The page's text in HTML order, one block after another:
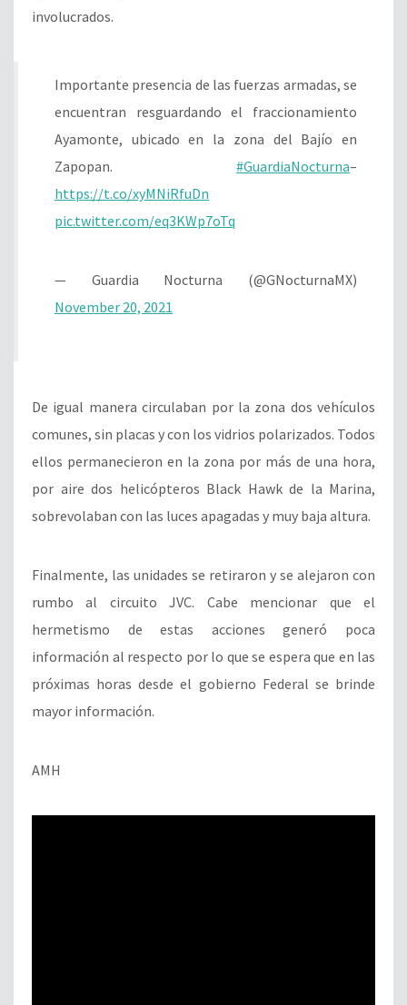
involucrados.
Importante presencia de las fuerzas armadas, se
encuentran resguardando el fraccionamiento
Ayamonte, ubicado en la zona del Bajío en
Zapopan. #GuardiaNocturna–
https://t.co/xyMNiRfuDn
pic.twitter.com/eq3KWp7oTq
— Guardia Nocturna (@GNocturnaMX)
November 20, 2021
De igual manera circulaban por la zona dos vehículos
comunes, sin placas y con los vidrios polarizados. Todos
ellos permanecieron en la zona por más de una hora,
por aire dos helicópteros Black Hawk de la Marina,
sobrevolaban con las luces apagadas y muy baja altura.
Finalmente, las unidades se retiraron y se alejaron con
rumbo al circuito JVC. Cabe mencionar que el
hermetismo de estas acciones generó poca
información al respecto por lo que se espera que en las
próximas horas desde el gobierno Federal se brinde
mayor información.
AMH